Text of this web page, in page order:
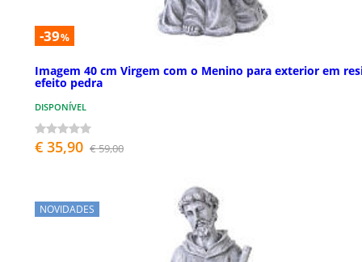
-39%
Imagem 40 cm Virgem com o Menino para exterior em
efeito pedra
DISPONÍVEL
€ 35,90 € 59,00
NOVIDADES